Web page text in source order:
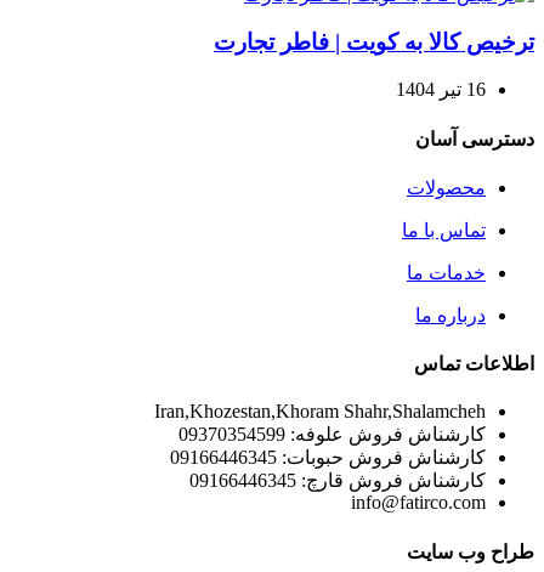
ترخیص کالا به کویت | فاطر تجارت
16 تیر 1404
دسترسی آسان
محصولات
تماس با ما
خدمات ما
درباره ما
اطلاعات تماس
Iran,Khozestan,Khoram Shahr,Shalamcheh
کارشناش فروش علوفه: 09370354599
کارشناش فروش حبوبات: 09166446345
کارشناش فروش قارچ: 09166446345
info@fatirco.com
طراح وب سایت